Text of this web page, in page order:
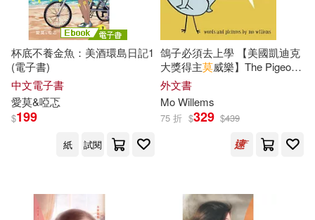
尼克．阿諾(1)
居伊·德·莫泊桑(1)
幼福編輯部(1) 康靜文(1)
張光直(1) 張勇(1)
文化藝術出版社(1)
新世界出版社(1)
新星出版社(1) 新蕾出版社(1)
新銳文創(1) 新雅文化(1)
杯底不養金魚：美酒環島日記1
(電子書)
中文電子書
愛莫&啞忑
$199
紙 試閱
鴿子必須去上學 【美國凱迪克
大獎得主莫威樂】The Pigeon
HAS to Go to School!
外文書
Mo Willems
75 折 $329 $439